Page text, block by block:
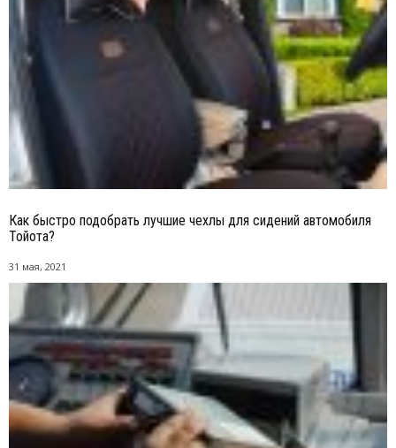
Как быстро подобрать лучшие чехлы для сидений автомобиля
Тойота?
31 мая, 2021